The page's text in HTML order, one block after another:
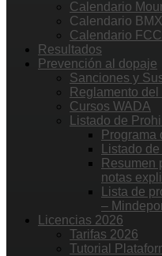
Calendario
Calendario
Calendario
Resultados
Prevención al dopaje
Sanciones y
Reglamento
Cursos WADA
Listado de
Programa
Listado
Resumen
notas
Lista de
–
Licencias 2026
Tarifas 2026
Tutorial